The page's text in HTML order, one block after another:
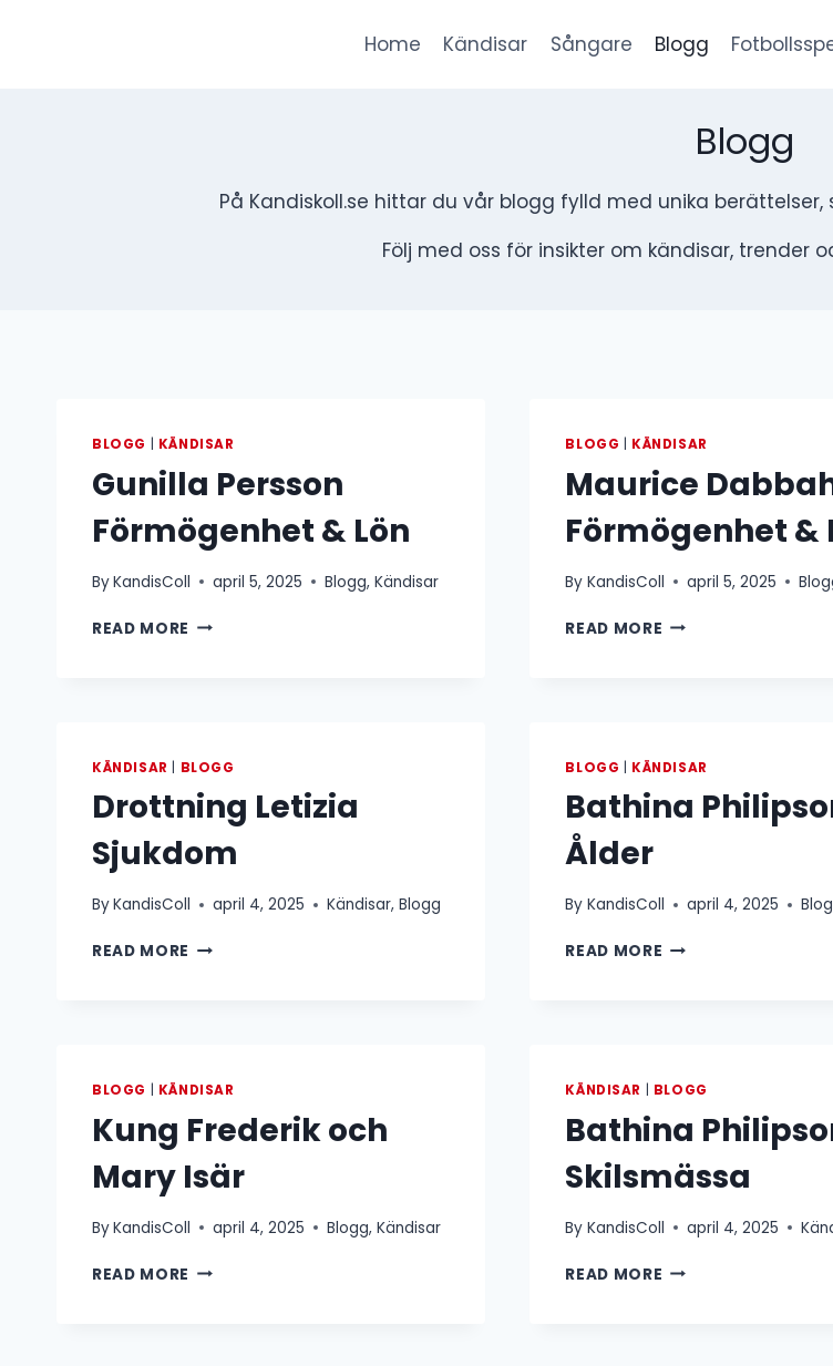
Home Kändisar Sångare Blogg
Blogg
På Kandiskoll.se hittar du vår blogg fylld med unika
Följ med oss för insikter om kändisar, trender
BLOGG KÄNDISAR
Gunilla Persson
Förmögenhet & Lön
ByKandisColl april 5, 2025 Blogg,Kändisar
READ MORE GUNILLA
BLOGG KÄNDISAR
Maurice
Förmögenhet &
By KandisColl april 5, 2025
READ MORE MAURICE
KÄNDISAR | BLOGG
Drottning Letizia
Sjukdom
ByKandisColl april 4, 2025 Kändisar,Blogg
READ MORE DROTTNING
BLOGG | KÄNDISAR
Bathina
Ålder
By KandisColl april 4, 2025
READ MORE BATHINA
BLOGG KÄNDISAR
Kung Frederik och
Mary Isär
ByKandisColl april 4, 2025 Blogg,Kändisar
READ MORE KUNG
KÄNDISAR BLOGG
Bathina
Skilsmässa
By KandisColl april 4, 2025
READ MORE BATHINA